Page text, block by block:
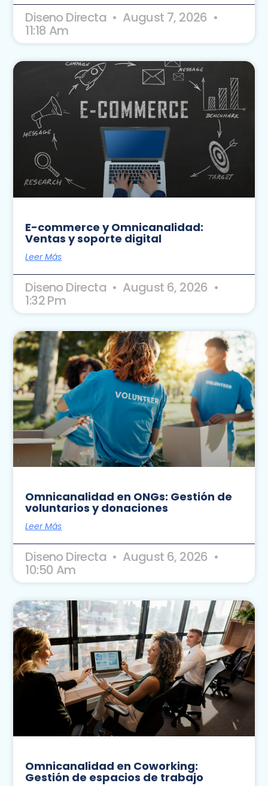
Diseno Directa August 7, 2026
11:18 Am
E-commerce y Omnicanalidad:
Ventas y soporte digital
Leer Más
Diseno Directa August 6, 2026
1:32 Pm
Omnicanalidad en ONGs: Gestión de
voluntarios y donaciones
Leer Más
Diseno Directa August 6, 2026
10:50 Am
Omnicanalidad en Coworking:
Gestión de espacios de trabajo